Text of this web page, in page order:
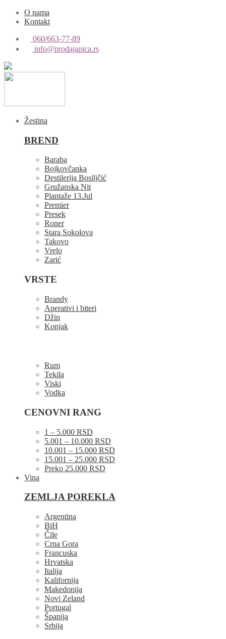
O nama
Kontakt
060/663-77-89
info@prodajapica.rs
Žestina
BREND
Baraba
Bojkovčanka
Destilerija Bosiljčić
Gružanska Nit
Plantaže 13.Jul
Premier
Presek
Roner
Stara Sokolova
Takovo
Vrelo
Zarić
VRSTE
Brandy
Aperativi i biteri
Džin
Konjak
Rum
Tekila
Viski
Vodka
CENOVNI RANG
1 – 5.000 RSD
5.001 – 10.000 RSD
10.001 – 15.000 RSD
15.001 – 25.000 RSD
Preko 25.000 RSD
Vina
ZEMLJA POREKLA
Argentina
BiH
Čile
Crna Gora
Francuska
Hrvatska
Italija
Kalifornija
Makedonija
Novi Zeland
Portugal
Španija
Srbija